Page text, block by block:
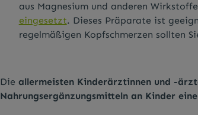
aus Magnesium und anderen
eingesetzt. Dieses Präparate ist
regelmäßigen Kopfschmerzen sollten
Die allermeisten Kinderärztinnen und -
Nahrungsergänzungsmitteln an Kinder